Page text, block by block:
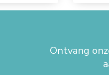
Ontvang